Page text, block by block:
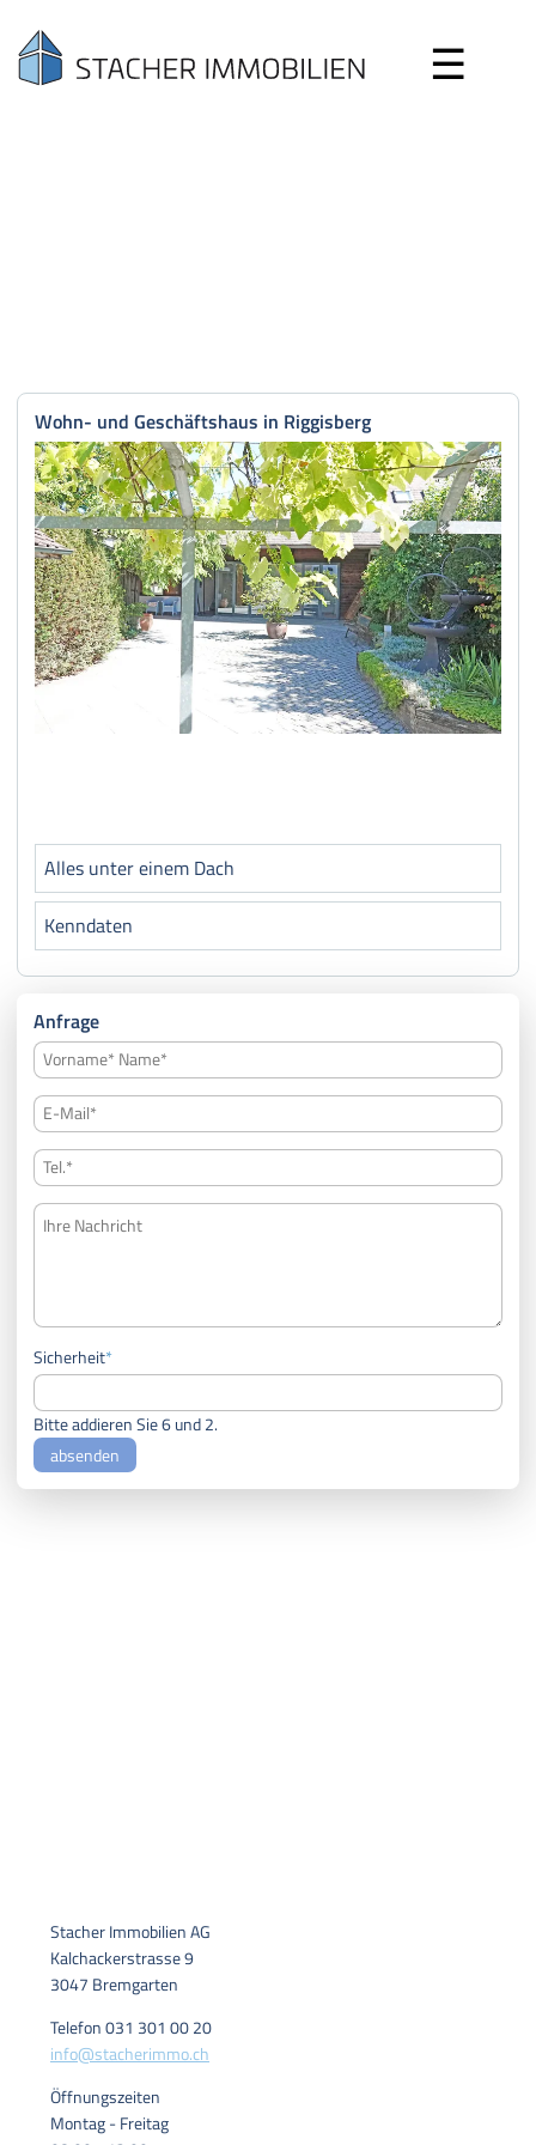
☰
Wohn- und Geschäftshaus in Riggisberg
Alles unter einem Dach
Kenndaten
Anfrage
Pflichtfeld
Sicherheit*
Bitte addieren Sie 6 und 2.
absenden
Stacher Immobilien AG
Kalchackerstrasse 9
3047 Bremgarten
Telefon 031 301 00 20
info@stacherimmo.ch
Öffnungszeiten
Montag - Freitag